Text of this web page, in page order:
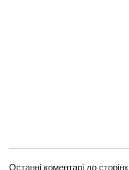
Останні коментарі до